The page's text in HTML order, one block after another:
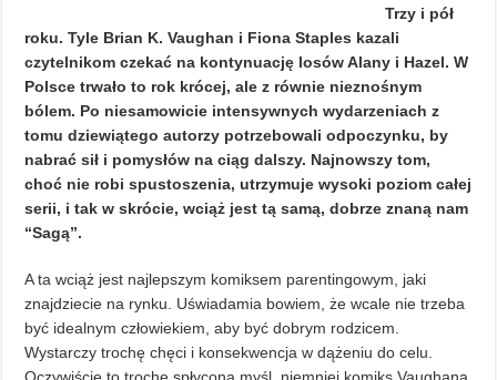
Trzy i pół
roku. Tyle Brian K. Vaughan i Fiona Staples kazali
czytelnikom czekać na kontynuację losów Alany i Hazel. W
Polsce trwało to rok krócej, ale z równie nieznośnym
bólem. Po niesamowicie intensywnych wydarzeniach z
tomu dziewiątego autorzy potrzebowali odpoczynku, by
nabrać sił i pomysłów na ciąg dalszy. Najnowszy tom,
choć nie robi spustoszenia, utrzymuje wysoki poziom całej
serii, i tak w skrócie, wciąż jest tą samą, dobrze znaną nam
“Sagą”.
A ta wciąż jest najlepszym komiksem parentingowym, jaki
znajdziecie na rynku. Uświadamia bowiem, że wcale nie trzeba
być idealnym człowiekiem, aby być dobrym rodzicem.
Wystarczy trochę chęci i konsekwencja w dążeniu do celu.